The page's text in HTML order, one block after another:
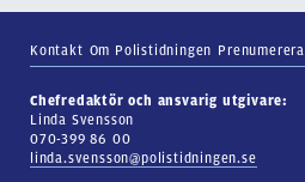
Kontakt Om Polistidningen Prenumerera
Chefredaktör och ansvarig utgivare:
Linda Svensson
070-399 86 00
linda.svensson@polistidningen.se